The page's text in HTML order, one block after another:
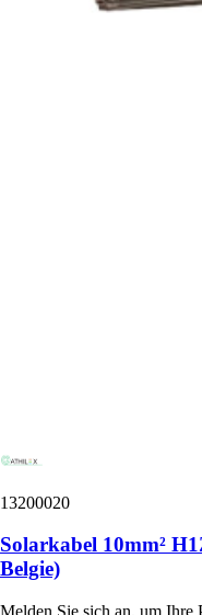
13200020
Solarkabel 10mm²
Belgie)
Melden Sie sich an, um Ihre